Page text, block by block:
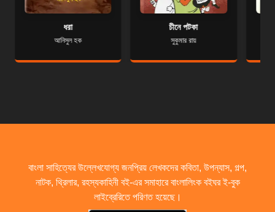
ধরা
আনিসুল হক
চীনে পটকা
সুকুমার রায়
বাংলা সাহিত্যের উল্লেখযোগ্য জনপ্রিয় লেখকদের কবিতা, উপন্যাস, গল্প,
নাটক, থ্রিলার, রহস্যকাহিনী বই-এর সমাহারে বাংলালিংক বইঘর ই-বুক
লাইব্রেরিতে পরিণত হয়েছে।